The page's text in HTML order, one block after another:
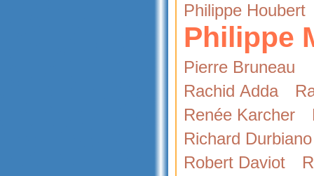
Philippe Houbert
Philippe
Pierre Bruneau
Rachid Adda
Renée Karcher
Richard Durbiano
Robert Daviot